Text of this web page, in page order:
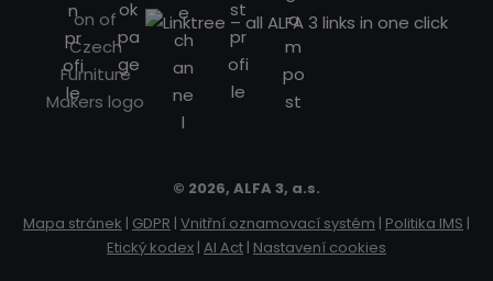
© 2026, ALFA 3, a.s.
Mapa stránek | GDPR | Vnitřní oznamovací systém | Politika IMS |
Etický kodex | AI Act | Nastavení cookies